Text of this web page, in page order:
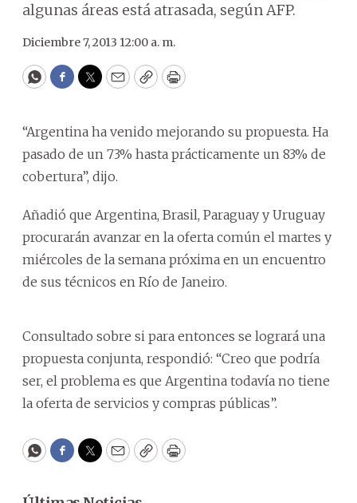
algunas áreas está atrasada, según AFP.
Diciembre 7, 2013 12:00 a. m.
WhatsApp
Facebook
Twitter
EmailCopyPrint
“Argentina ha venido mejorando su propuesta. Ha
pasado de un 73% hasta prácticamente un 83% de
cobertura”, dijo.
Añadió que Argentina, Brasil, Paraguay y Uruguay
procurarán avanzar en la oferta común el martes y
miércoles de la semana próxima en un encuentro
de sus técnicos en Río de Janeiro.
Consultado sobre si para entonces se logrará una
propuesta conjunta, respondió: “Creo que podría
ser, el problema es que Argentina todavía no tiene
la oferta de servicios y compras públicas”.
WhatsApp
Facebook
Twitter
EmailCopyPrint